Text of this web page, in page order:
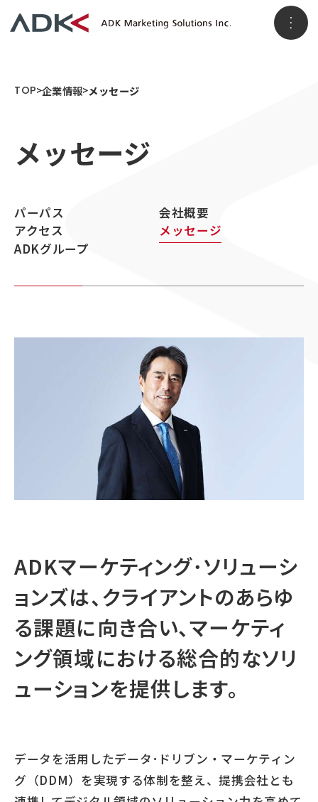
ホーム
企業情報
アクセス
メッセージ
ADKグループ
事業情報
事業VISION
企画力・クリエイティビティ
統合ソリューション
ニュースリリース
TOP 企業情報 メッセージ
メッセージ
パーパス
会社概要
アクセス
メッセージ
ADKグループ
ADKマーケティング･ソリューシ
ョンズは、クライアントのあらゆ
る課題に向き合い、マーケティ
ング領域における総合的なソリ
ューションを提供します。
データを活用したデータ･ドリブン・マーケティン
グ（DDM）を実現する体制を整え、提携会社とも